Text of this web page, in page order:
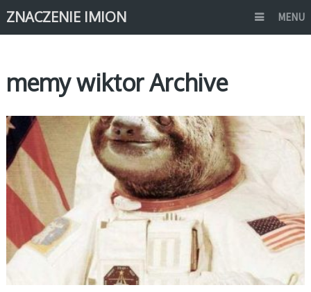
ZNACZENIE IMION MENU
memy wiktor Archive
MEMY IMIONA